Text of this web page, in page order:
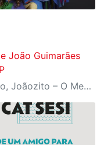
João Guimarães
Inspirado no livro ‘João, Joãozinho, Joãozito – O Menino Encantado’, de Claudio Fragata, com direção e dramaturgia de Márcio Araújo, espetáculo acompanha os primeiros anos de vida do escritor mineiro e transforma sua infância em uma celebração da imaginação, da leitura e da cultura popular brasileira